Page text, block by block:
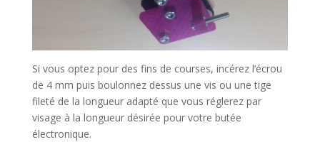
Si vous optez pour des fins de courses, incérez l’écrou
de 4 mm puis boulonnez dessus une vis ou une tige
fileté de la longueur adapté que vous réglerez par
visage à la longueur désirée pour votre butée
électronique.